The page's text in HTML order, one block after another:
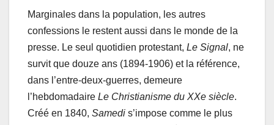
Marginales dans la population, les autres
confessions le restent aussi dans le monde de la
presse. Le seul quotidien protestant, Le Signal, ne
survit que douze ans (1894-1906) et la référence,
dans l’entre-deux-guerres, demeure
l’hebdomadaire Le Christianisme du XXe siècle.
Créé en 1840, Samedi s’impose comme le plus